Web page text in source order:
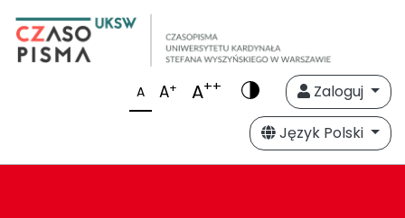
A A+ A++
Zaloguj
Język Polski